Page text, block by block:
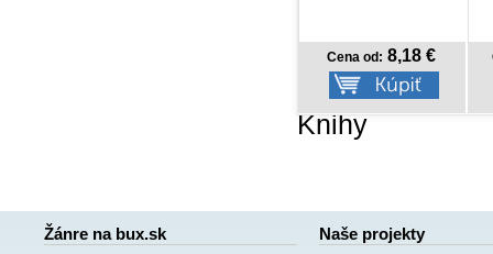
Cena od:14,18 €
Knihy
Žánre na bux.sk Naše projekty